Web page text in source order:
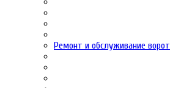
Ремонт и обслуживание ворот